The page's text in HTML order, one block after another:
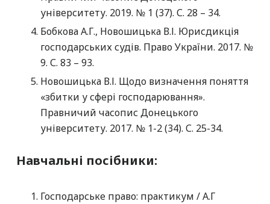
університету. 2019. № 1 (37). С. 28 – 34.
Бобкова А.Г., Новошицька В.І. Юрисдикція
господарських судів. Право України. 2017. №
9. С. 83 – 93.
Новошицька В.І. Щодо визначення поняття
«збитки у сфері господарювання».
Правничий часопис Донецького
університету. 2017. № 1-2 (34). С. 25-34.
Навчальні посібники:
Господарське право: практикум / А.Г